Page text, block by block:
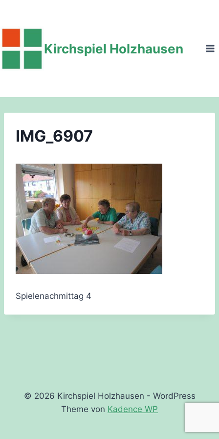
springen
Kirchspiel Holzhausen
IMG_6907
Spielenachmittag 4
© 2026 Kirchspiel Holzhausen - WordPress
Theme von Kadence WP